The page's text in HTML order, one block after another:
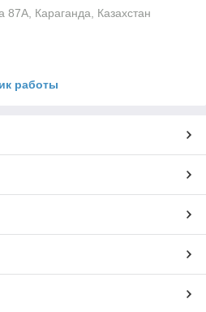
87А, Караганда, Казахстан
работы